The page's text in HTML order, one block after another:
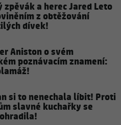
zpěvák a herec Jared Leto
z obtěžování
dívek!
Aniston o svém
poznávacím znamení:
si to nenechala líbit! Proti
slavné kuchařky se